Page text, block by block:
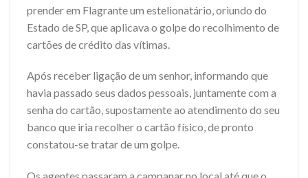
prender em Flagrante um estelionatário, oriundo do
Estado de SP, que aplicava o golpe do recolhimento de
cartões de crédito das vítimas.
Após receber ligação de um senhor, informando que
havia passado seus dados pessoais, juntamente com a
senha do cartão, supostamente ao atendimento do seu
banco que iria recolher o cartão físico, de pronto
constatou-se tratar de um golpe.